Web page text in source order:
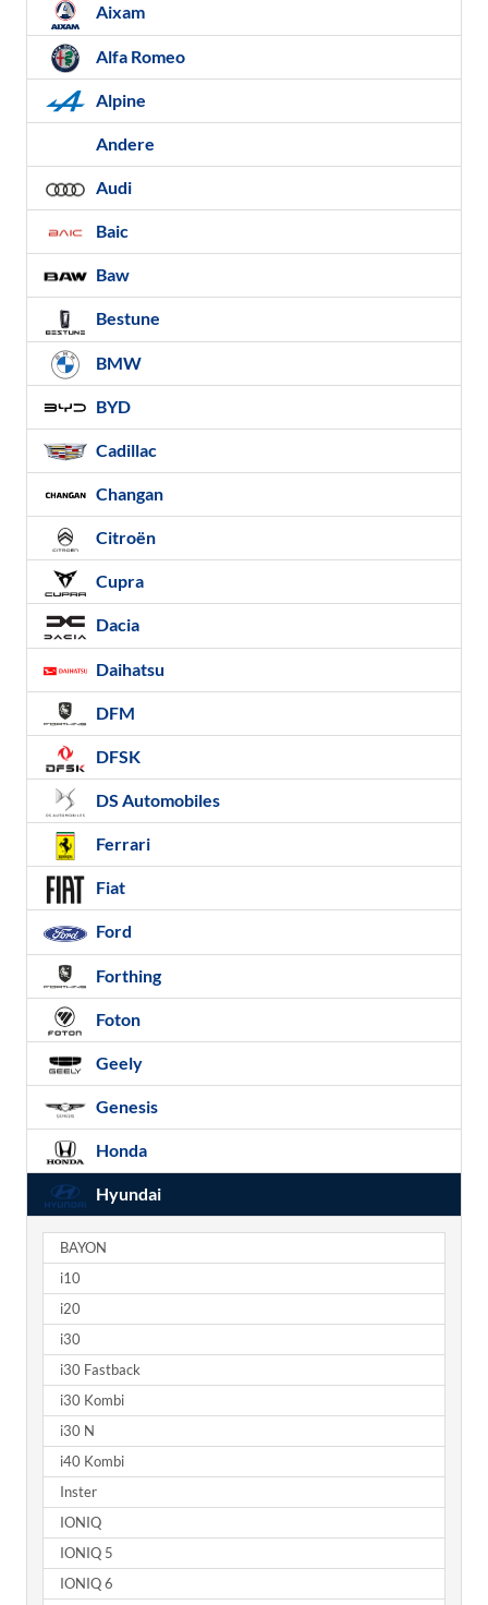
Aixam
Alfa Romeo
Alpine
Andere
Audi
Baic
Baw
Bestune
BMW
BYD
Cadillac
Changan
Citroën
Cupra
Dacia
Daihatsu
DFM
DFSK
DS Automobiles
Ferrari
Fiat
Ford
Forthing
Foton
Geely
Genesis
Honda
Hyundai
BAYON
i10
i20
i30
i30 Fastback
i30 Kombi
i30 N
i40 Kombi
Inster
IONIQ
IONIQ 5
IONIQ 6